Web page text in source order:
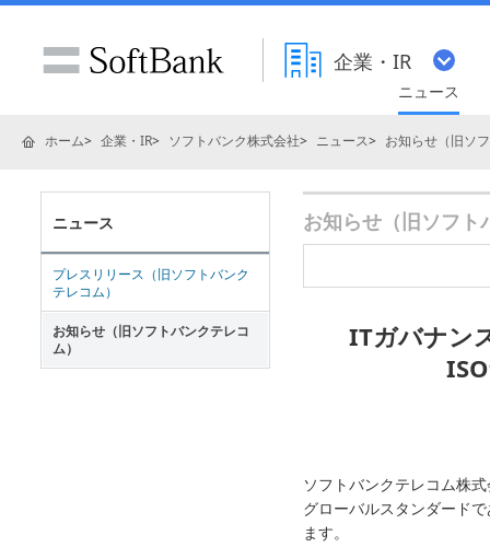
企業・IR
ニュース
ホーム 企業・IR ソフトバンク株式会社 ニュース お知らせ（旧ソ
お知らせ（旧ソフト
ITガバナン
ソフトバンクテレコム株
グローバルスタンダード
ます。
ニュース
プレスリリース（旧ソフトバンク
テレコム）
お知らせ（旧ソフトバンクテレコ
ム）